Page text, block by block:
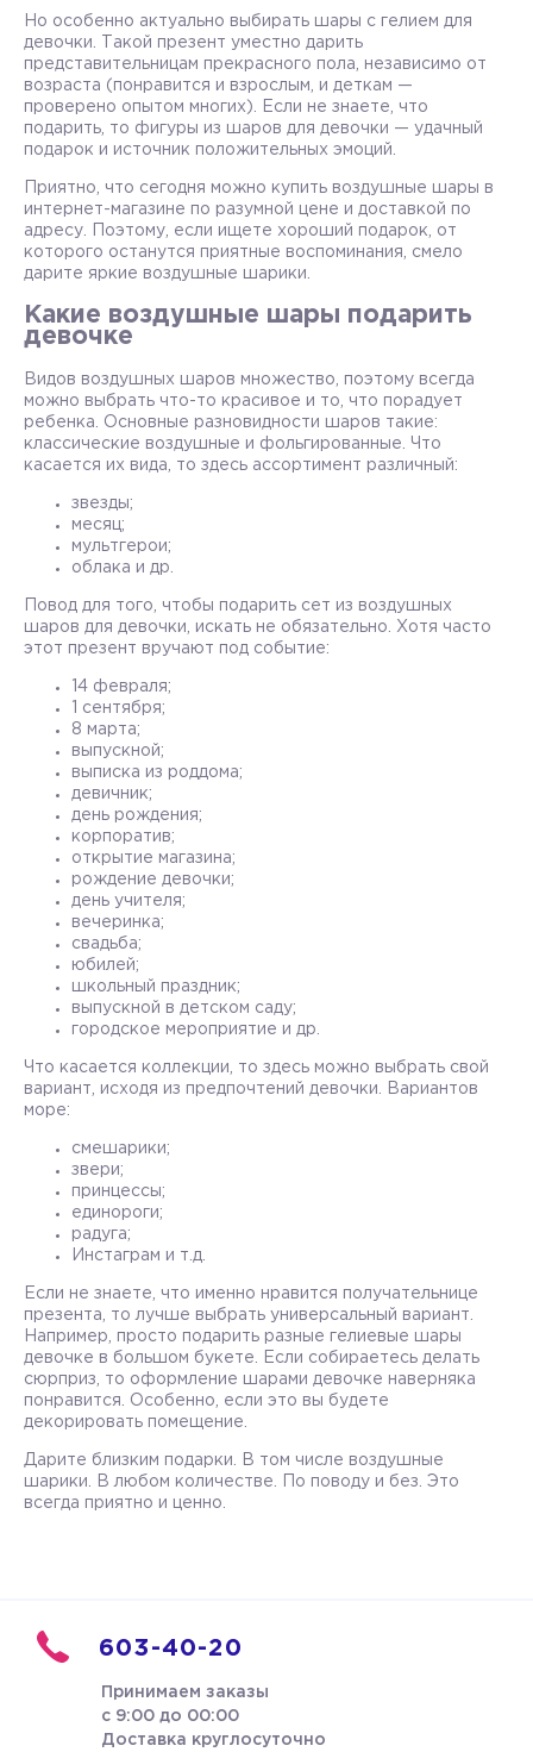
Но особенно актуально выбирать шары с гелием для
девочки. Такой презент уместно дарить
представительницам прекрасного пола, независимо от
возраста (понравится и взрослым, и деткам —
проверено опытом многих). Если не знаете, что
подарить, то фигуры из шаров для девочки — удачный
подарок и источник положительных эмоций.
Приятно, что сегодня можно купить воздушные шары в
интернет-магазине по разумной цене и доставкой по
адресу. Поэтому, если ищете хороший подарок, от
которого останутся приятные воспоминания, смело
дарите яркие воздушные шарики.
Какие воздушные шары подарить
девочке
Видов воздушных шаров множество, поэтому всегда
можно выбрать что-то красивое и то, что порадует
ребенка. Основные разновидности шаров такие:
классические воздушные и фольгированные. Что
касается их вида, то здесь ассортимент различный:
звезды;
месяц;
мультгерои;
облака и др.
Повод для того, чтобы подарить сет из воздушных
шаров для девочки, искать не обязательно. Хотя часто
этот презент вручают под событие:
14 февраля;
1 сентября;
8 марта;
выпускной;
выписка из роддома;
девичник;
день рождения;
корпоратив;
открытие магазина;
рождение девочки;
день учителя;
вечеринка;
свадьба;
юбилей;
школьный праздник;
выпускной в детском саду;
городское мероприятие и др.
Что касается коллекции, то здесь можно выбрать свой
вариант, исходя из предпочтений девочки. Вариантов
море:
смешарики;
звери;
принцессы;
единороги;
радуга;
Инстаграм и т.д.
Если не знаете, что именно нравится получательнице
презента, то лучше выбрать универсальный вариант.
Например, просто подарить разные гелиевые шары
девочке в большом букете. Если собираетесь делать
сюрприз, то оформление шарами девочке наверняка
понравится. Особенно, если это вы будете
декорировать помещение.
Дарите близким подарки. В том числе воздушные
шарики. В любом количестве. По поводу и без. Это
всегда приятно и ценно.
603-40-20
Принимаем заказы
с 9:00 до 00:00
Доставка круглосуточно